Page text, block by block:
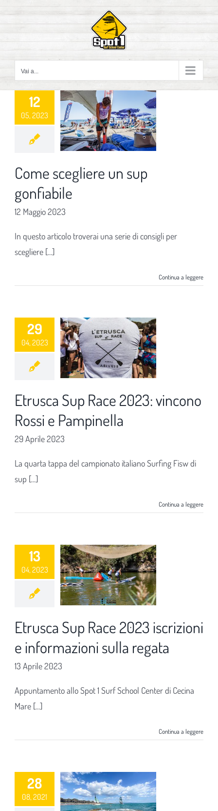
contenuto
Vai a...
12
05, 2023
Come scegliere un sup
gonfiabile
12 Maggio 2023
In questo articolo troverai una serie di consigli per
scegliere [...]
Continua a leggere
29
04, 2023
Etrusca Sup Race 2023: vincono
Rossi e Pampinella
29 Aprile 2023
La quarta tappa del campionato italiano Surfing Fisw di
sup [...]
Continua a leggere
13
04, 2023
Etrusca Sup Race 2023 iscrizioni
e informazioni sulla regata
13 Aprile 2023
Appuntamento allo Spot 1 Surf School Center di Cecina
Mare [...]
Continua a leggere
28
08, 2021